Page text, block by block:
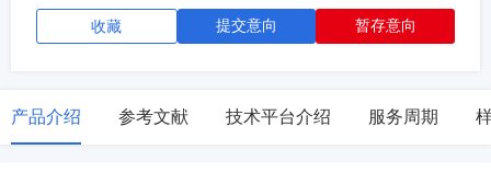
收藏 提交意向 暂存意向
产品介绍 参考文献 技术平台介绍 服务周期